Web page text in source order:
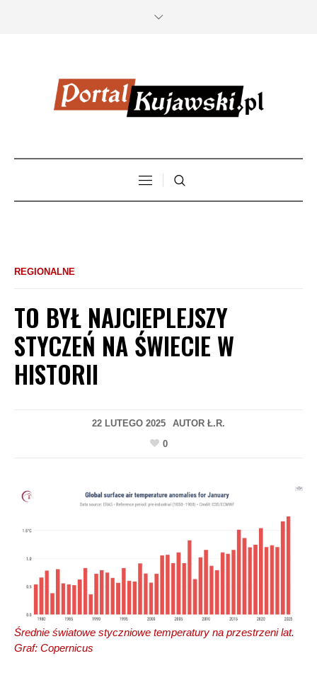
REGIONALNE
TO BYŁ NAJCIEPLEJSZY
STYCZEŃ NA ŚWIECIE W
HISTORII
22 LUTEGO 2025 AUTOR Ł.R.
0
Średnie światowe styczniowe temperatury na przestrzeni lat.
Graf: Copernicus